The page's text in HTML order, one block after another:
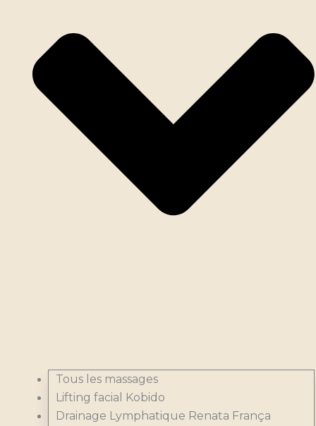
Tous les massages
Lifting facial Kobido
Drainage Lymphatique Renata França